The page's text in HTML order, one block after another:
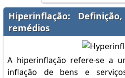
Hiperinflação:
remédios
A hiperinflação refere-se a
inflação de bens e